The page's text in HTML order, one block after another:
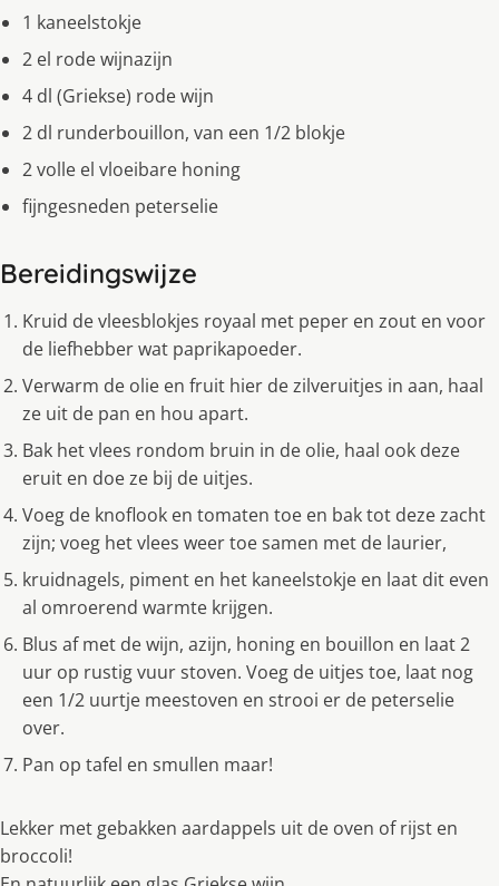
1 kaneelstokje
2 el rode wijnazijn
4 dl (Griekse) rode wijn
2 dl runderbouillon, van een 1/2 blokje
2 volle el vloeibare honing
fijngesneden peterselie
Bereidingswijze
Kruid de vleesblokjes royaal met peper en zout en voor
de liefhebber wat paprikapoeder.
Verwarm de olie en fruit hier de zilveruitjes in aan, haal
ze uit de pan en hou apart.
Bak het vlees rondom bruin in de olie, haal ook deze
eruit en doe ze bij de uitjes.
Voeg de knoflook en tomaten toe en bak tot deze zacht
zijn; voeg het vlees weer toe samen met de laurier,
kruidnagels, piment en het kaneelstokje en laat dit even
al omroerend warmte krijgen.
Blus af met de wijn, azijn, honing en bouillon en laat 2
uur op rustig vuur stoven. Voeg de uitjes toe, laat nog
een 1/2 uurtje meestoven en strooi er de peterselie
over.
Pan op tafel en smullen maar!
Lekker met gebakken aardappels uit de oven of rijst en
broccoli!